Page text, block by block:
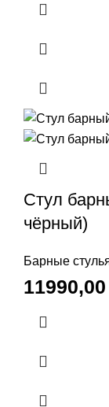
Стул
чёрный)
Барные
11990,00